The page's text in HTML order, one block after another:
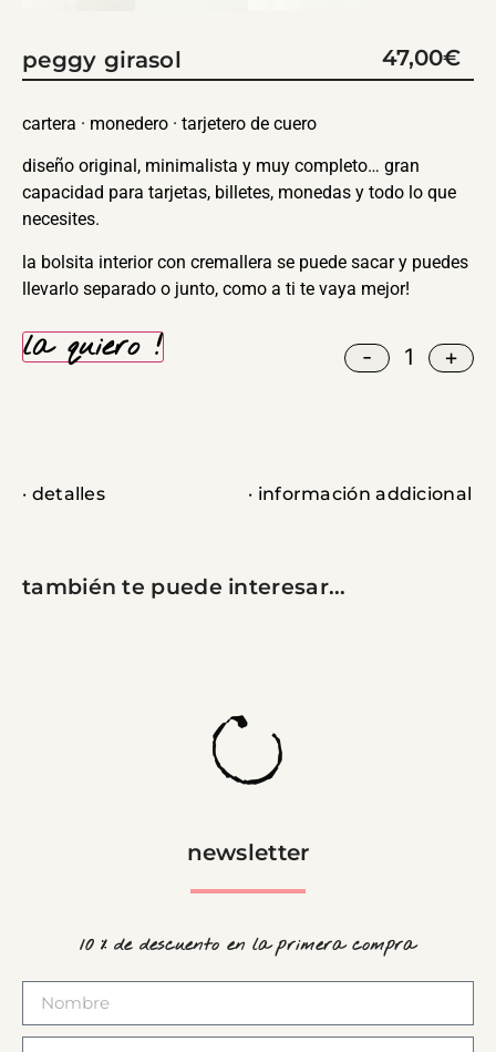
peggy girasol 47,00€
cartera · monedero · tarjetero de cuero
diseño original, minimalista y muy completo… gran
capacidad para tarjetas, billetes, monedas y todo lo que
necesites.
la bolsita interior con cremallera se puede sacar y puedes
llevarlo separado o junto, como a ti te vaya mejor!
- +
la quiero !
· detalles · información addicional
también te puede interesar...
newsletter
10 % de descuento en la primera compra